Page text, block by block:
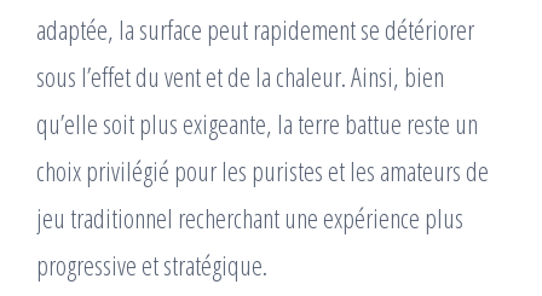
adaptée, la surface peut rapidement se détériorer
sous l’effet du vent et de la chaleur. Ainsi, bien
qu’elle soit plus exigeante, la terre battue reste un
choix privilégié pour les puristes et les amateurs de
jeu traditionnel recherchant une expérience plus
progressive et stratégique.